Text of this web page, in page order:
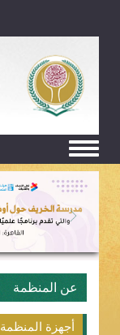
Toggle
navigation
عن المنظمة
أجهزة المنظمة